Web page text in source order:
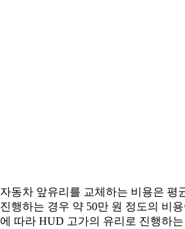
자동차 앞유리를 교체하는 비용은 평
진행하는 경우 약 50만 원 정도의 비
에 따라 HUD 고가의 유리로 진행하는